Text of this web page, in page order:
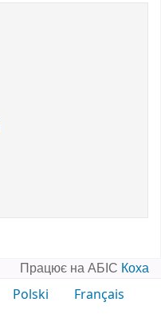
Працює на АБІС Коха
Polski
Français